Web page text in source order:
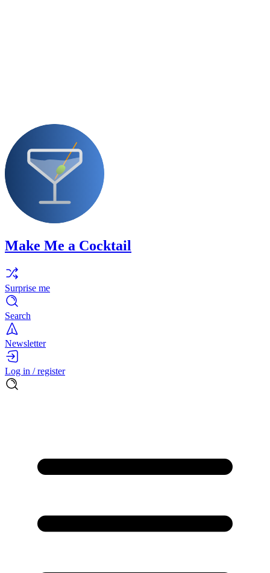
Make Me a Cocktail
Surprise me
Search
Newsletter
Log in / register